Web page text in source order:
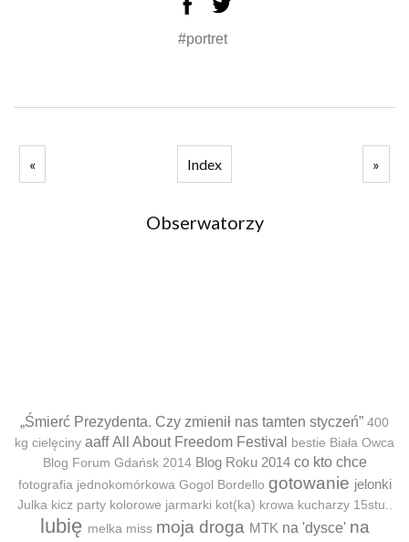
#portret
« Index »
Obserwatorzy
„Śmierć Prezydenta. Czy zmienił nas tamten styczeń” 400
kg cielęciny aaff All About Freedom Festival bestie Biała Owca
Blog Forum Gdańsk 2014 Blog Roku 2014 co kto chce
fotografia jednokomórkowa Gogol Bordello gotowanie jelonki
Julka kicz party kolorowe jarmarki kot(ka) krowa kucharzy 15stu..
lubię melka miss moja droga MTK na 'dysce' na